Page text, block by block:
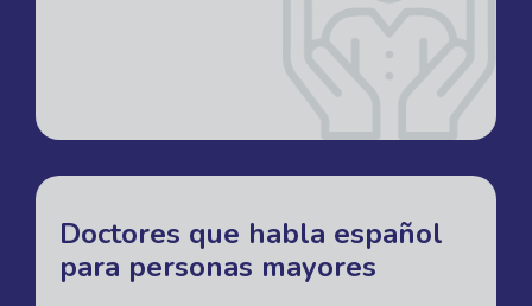
Doctores que habla español
para personas mayores